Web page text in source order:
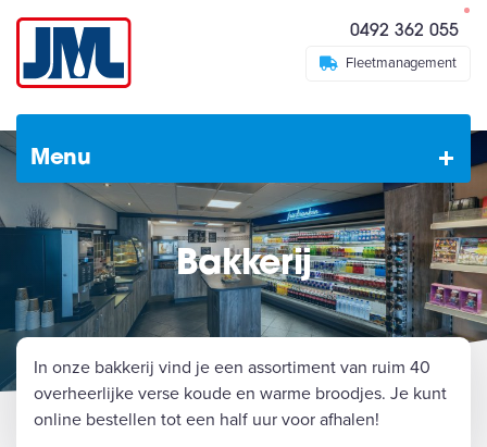
Fleetmanagement
0492 362 055
Menu
Bakkerij
In onze bakkerij vind je een assortiment van ruim 40
overheerlijke verse koude en warme broodjes. Je kunt
online bestellen tot een half uur voor afhalen!